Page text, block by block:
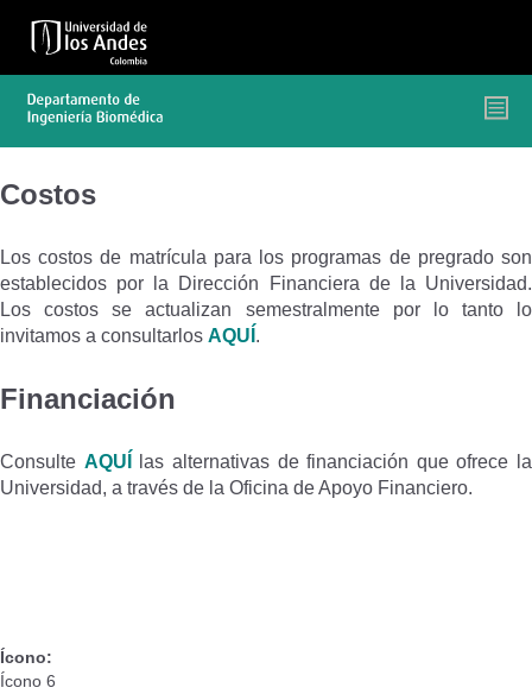
contenido
Costos
Los costos de matrícula para los programas de pregrado son
establecidos por la Dirección Financiera de la Universidad.
Los costos se actualizan semestralmente por lo tanto lo
invitamos a consultarlos AQUÍ .
Financiación
Consulte AQUÍ
las alternativas de financiación que ofrece la
Universidad, a través de la Oficina de Apoyo Financiero.
Ícono:
Ícono 6